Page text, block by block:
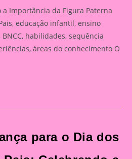
a Importância da Figura Paterna
educação infantil, ensino
habilidades, sequência
áreas do conhecimento O
para o Dia dos